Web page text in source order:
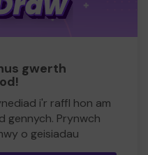
gwerth
i'r raffl hon am
Prynwch
o geisiadau